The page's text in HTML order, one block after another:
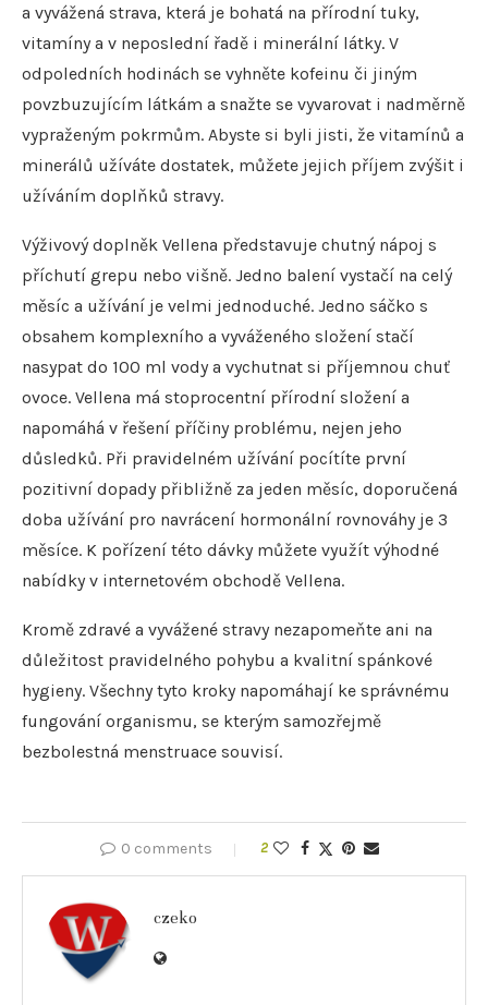
a vyvážená strava, která je bohatá na přírodní tuky,
vitamíny a v neposlední řadě i minerální látky. V
odpoledních hodinách se vyhněte kofeinu či jiným
povzbuzujícím látkám a snažte se vyvarovat i nadměrně
vypraženým pokrmům. Abyste si byli jisti, že vitamínů a
minerálů užíváte dostatek, můžete jejich příjem zvýšit i
užíváním doplňků stravy.
Výživový doplněk Vellena představuje chutný nápoj s
příchutí grepu nebo višně. Jedno balení vystačí na celý
měsíc a užívání je velmi jednoduché. Jedno sáčko s
obsahem komplexního a vyváženého složení stačí
nasypat do 100 ml vody a vychutnat si příjemnou chuť
ovoce. Vellena má stoprocentní přírodní složení a
napomáhá v řešení příčiny problému, nejen jeho
důsledků. Při pravidelném užívání pocítíte první
pozitivní dopady přibližně za jeden měsíc, doporučená
doba užívání pro navrácení hormonální rovnováhy je 3
měsíce. K pořízení této dávky můžete využít výhodné
nabídky v internetovém obchodě Vellena.
Kromě zdravé a vyvážené stravy nezapomeňte ani na
důležitost pravidelného pohybu a kvalitní spánkové
hygieny. Všechny tyto kroky napomáhají ke správnému
fungování organismu, se kterým samozřejmě
bezbolestná menstruace souvisí.
0 comments 2
czeko